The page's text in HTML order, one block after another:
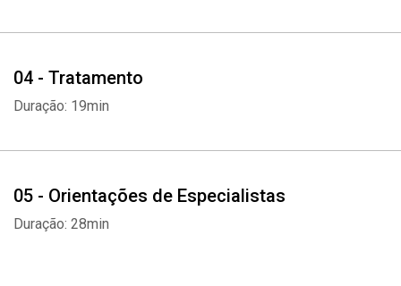
04 - Tratamento
Duração: 19min
05 - Orientações de Especialistas
Duração: 28min